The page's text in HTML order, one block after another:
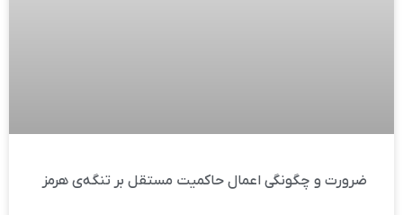
ضرورت و چگونگی اعمال حاکمیت مستقل بر تنگه‌ی هرمز